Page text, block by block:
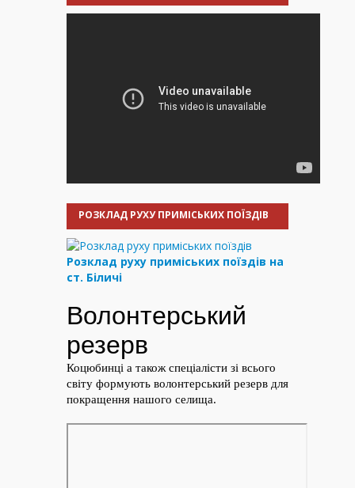
РОЗКЛАД РУХУ ПРИМІСЬКИХ ПОЇЗДІВ
Розклад руху приміських поїздів на
ст. Біличі